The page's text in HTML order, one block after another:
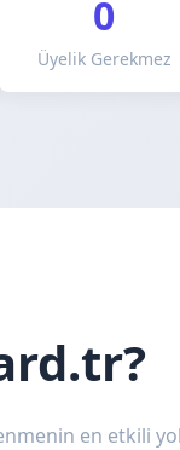
0
Üyelik Gerekmez
en etkili